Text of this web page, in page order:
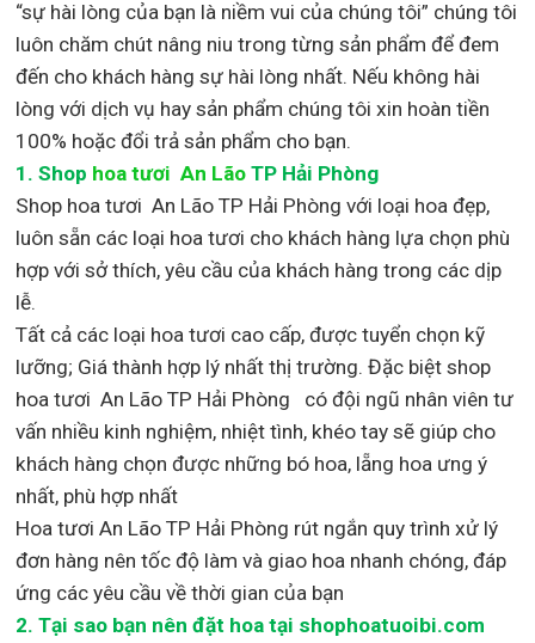
“sự hài lòng của bạn là niềm vui của chúng tôi” chúng tôi
luôn chăm chút nâng niu trong từng sản phẩm để đem
đến cho khách hàng sự hài lòng nhất. Nếu không hài
lòng với dịch vụ hay sản phẩm chúng tôi xin hoàn tiền
100% hoặc đổi trả sản phẩm cho bạn.
1.Shop hoa tươi An Lão TP Hải Phòng
Shop hoa tươi An Lão TP Hải Phòng với loại hoa đẹp,
luôn sẵn các loại hoa tươi cho khách hàng lựa chọn phù
hợp với sở thích, yêu cầu của khách hàng trong các dịp
lễ.
Tất cả các loại hoa tươi cao cấp, được tuyển chọn kỹ
lưỡng; Giá thành hợp lý nhất thị trường. Đặc biệt shop
hoa tươi An Lão TP Hải Phòng
có đội ngũ nhân viên tư
vấn nhiều kinh nghiệm, nhiệt tình, khéo tay sẽ giúp cho
khách hàng chọn được những bó hoa, lẵng hoa ưng ý
nhất, phù hợp nhất
Hoa tươi An Lão TP Hải Phòng rút ngắn quy trình xử lý
đơn hàng nên tốc độ làm và giao hoa nhanh chóng, đáp
ứng các yêu cầu về thời gian của bạn
2. Tại sao bạn nên đặt hoa tại shophoatuoibi.com